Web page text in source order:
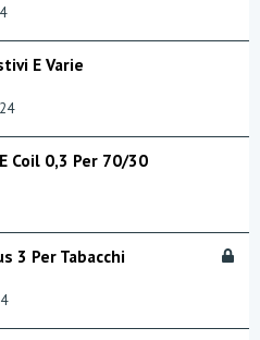
E Varie
Coil 0,3 Per 70/30
B
3 Per Tabacchi